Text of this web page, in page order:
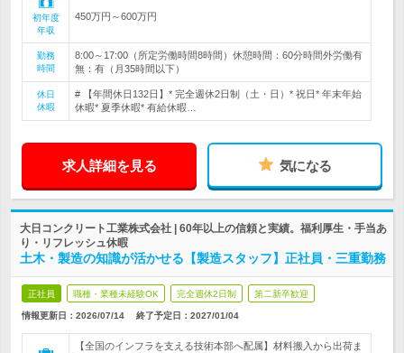
初年度
年収
450万円～600万円
勤務
時間
8:00～17:00（所定労働時間8時間）休憩時間：60分時間外労働有
無：有（月35時間以下）
休日
休暇
# 【年間休日132日】* 完全週休2日制（土・日）* 祝日* 年末年始
休暇* 夏季休暇* 有給休暇…
求人詳細を見る 気になる
大日コンクリート工業株式会社 | 60年以上の信頼と実績。福利厚生・手当あ
り・リフレッシュ休暇
土木・製造の知識が活かせる【製造スタッフ】正社員・三重勤務
正社員 職種・業種未経験OK 完全週休2日制 第二新卒歓迎
情報更新日：2026/07/14 終了予定日： 2027/01/04
【全国のインフラを支える技術本部へ配属】材料搬入から出荷ま